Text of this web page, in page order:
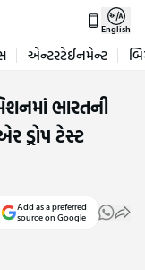
English
એન્ટરટેઈનમેન્ટ
ભારતની
ડ્રોપ ટેસ્ટ
Add as a preferred
source on Google